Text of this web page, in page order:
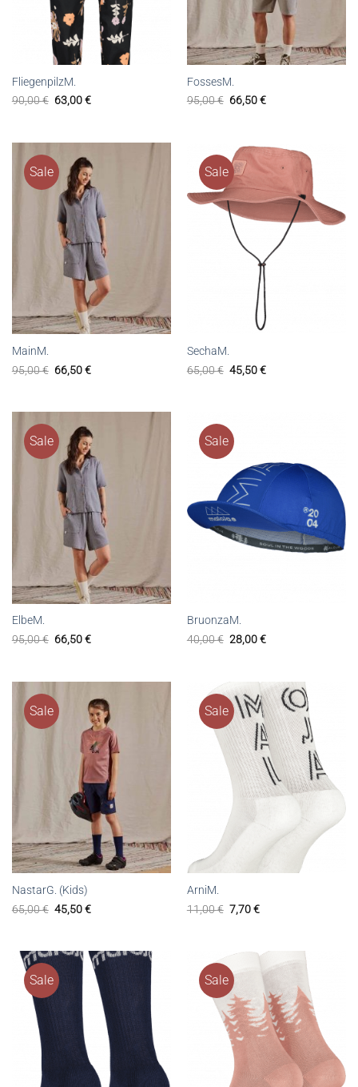
FliegenpilzM.
90,00€ 63,00€
FossesM.
95,00€ 66,50€
Sale
MainM.
95,00€ 66,50€
Sale
SechaM.
65,00€ 45,50€
Sale
ElbeM.
95,00€ 66,50€
Sale
BruonzaM.
40,00€ 28,00€
Sale
NastarG. (Kids)
65,00€ 45,50€
Sale
ArniM.
11,00€ 7,70€
Sale Sale